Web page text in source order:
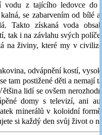
vodu z tajícího ledovce do
se zabarvením od bílé
Takto získaná voda
tak i na závlahu svých
na živiny, které my v
odvápnění kostí,
tam postižené děti a nemají
lidí se ovšem
domy s televizí, ani
minerálů v koloidní
si každý den svůj život o